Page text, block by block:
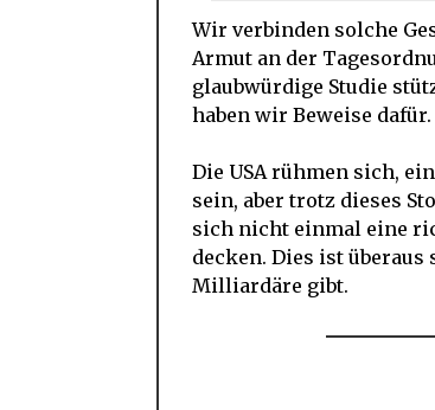
Wir verbinden solche
Armut an der
glaubwürdige Studie
haben wir Beweise dafür.
Die USA rühmen sich,
sein, aber trotz dieses
sich nicht einmal eine
decken. Dies ist
Milliardäre gibt.